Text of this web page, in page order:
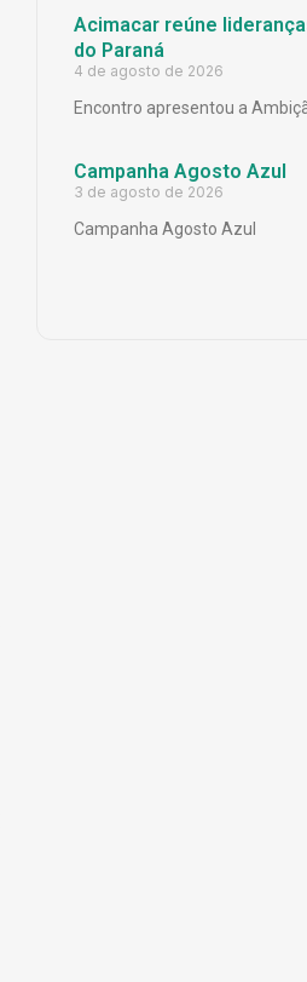
Acimacar reúne
do Paraná
4 de agosto de 2026
Encontro apresentou a
Campanha Agosto Azul
3 de agosto de 2026
Campanha Agosto Azul